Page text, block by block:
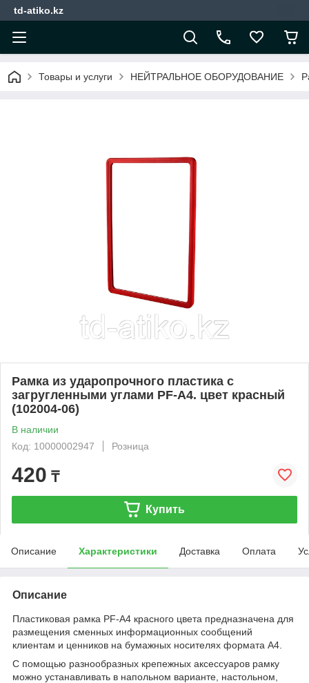
td-atiko.kz
Товары и услуги НЕЙТРАЛЬНОЕ ОБОРУДОВАНИЕ
Рамка из ударопрочного пластика с
загругленными углами PF-A4. цвет красный
(102004-06)
В наличии
Код: 10000002947
Розница
420 ₸
Купить
Описание Характеристики Доставка Оплата
Описание
Пластиковая рамка PF-A4 красного цвета предназначена для
размещения сменных информационных сообщений
клиентам и ценников на бумажных носителях формата А4.
С помощью разнообразных крепежных аксессуаров рамку
можно устанавливать в напольном варианте, настольном,